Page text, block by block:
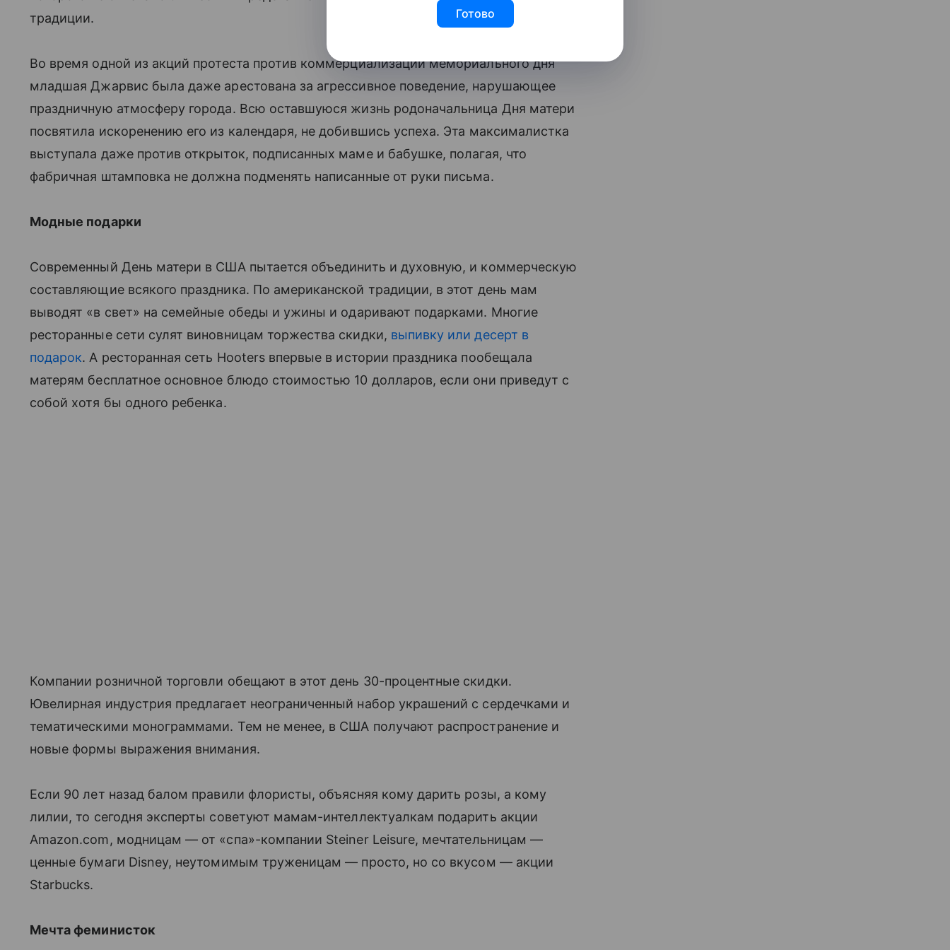
традиции.
Во время одной из акций протеста против коммерциализации мемориального дня
младшая Джарвис была даже арестована за агрессивное поведение, нарушающее
праздничную атмосферу города. Всю оставшуюся жизнь родоначальница Дня матери
посвятила искоренению его из календаря, не добившись успеха. Эта максималистка
выступала даже против открыток, подписанных маме и бабушке, полагая, что
фабричная штамповка не должна подменять написанные от руки письма.
Модные подарки
Современный День матери в США пытается объединить и духовную, и коммерческую
составляющие всякого праздника. По американской традиции, в этот день мам
выводят «в свет» на семейные обеды и ужины и одаривают подарками. Многие
ресторанные сети сулят виновницам торжества скидки, выпивку или десерт в
подарок. А ресторанная сеть Hooters впервые в истории праздника пообещала
матерям бесплатное основное блюдо стоимостью 10 долларов, если они приведут с
собой хотя бы одного ребенка.
Компании розничной торговли обещают в этот день 30-процентные скидки.
Ювелирная индустрия предлагает неограниченный набор украшений с сердечками и
тематическими монограммами. Тем не менее, в США получают распространение и
новые формы выражения внимания.
Если 90 лет назад балом правили флористы, объясняя кому дарить розы, а кому
лилии, то сегодня эксперты советуют мамам-интеллектуалкам подарить акции
Amazon.com, модницам — от «спа»-компании Steiner Leisure, мечтательницам —
ценные бумаги Disney, неутомимым труженицам — просто, но со вкусом — акции
Starbucks.
Мечта феминисток
Готово